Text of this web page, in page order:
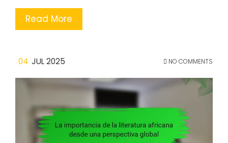
Read More
04 JUL 2025 NO COMMENTS